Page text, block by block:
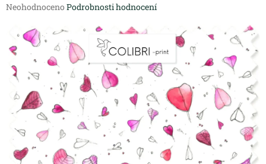
Průměrné
produktu
0,0
hvězdiček.
Neohodnoceno Podrobnosti hodnocení